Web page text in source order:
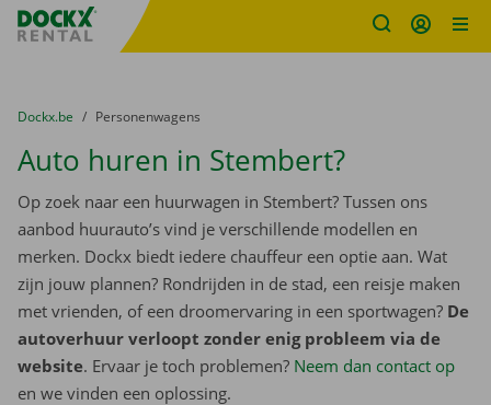
Fratello DEMO
U bevindt zich hier:
van
Dockx.be naar
Personenwagens
Auto huren in Stembert?
Op zoek naar een huurwagen in Stembert? Tussen ons
aanbod huurauto’s vind je verschillende modellen en
merken. Dockx biedt iedere chauffeur een optie aan. Wat
zijn jouw plannen? Rondrijden in de stad, een reisje maken
met vrienden, of een droomervaring in een sportwagen? De
autoverhuur verloopt zonder enig probleem via de
website. Ervaar je toch problemen? Neem dan contact op
en we vinden een oplossing.